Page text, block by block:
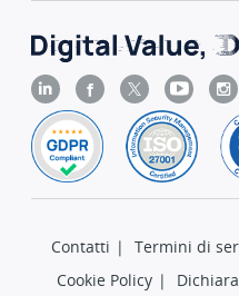
Contatti | Termini di
Cookie Policy |